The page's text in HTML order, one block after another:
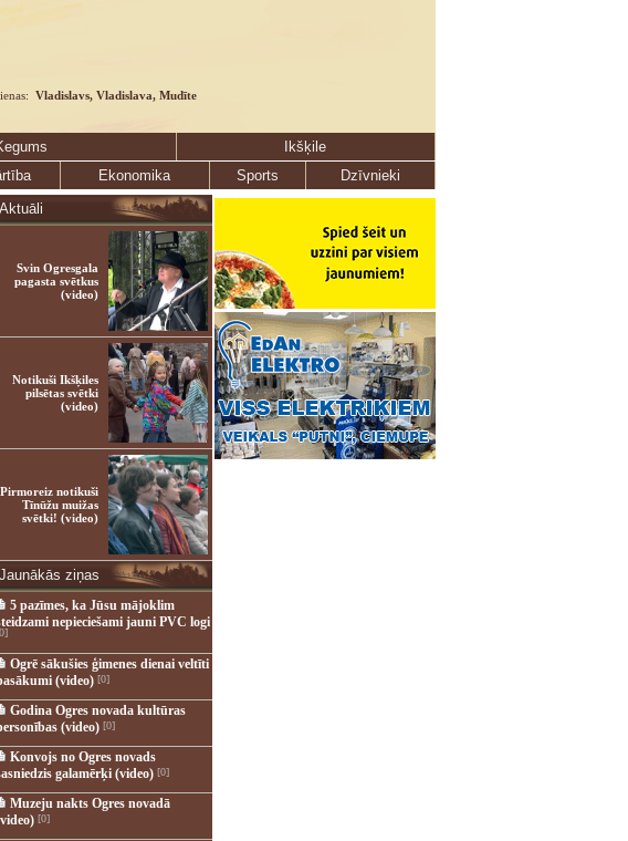
Vladislavs, Vladislava, Mudīte
Ikšķile
Ekonomika Sports
Dzīvnieki
Aktuāli
Svin Ogresgala
pagasta svētkus
(video)
Notikuši Ikšķiles
pilsētas svētki
(video)
Pirmoreiz notikuši
Tīnūžu muižas
svētki! (video)
Jaunākās ziņas
5 pazīmes, ka Jūsu mājoklim
nepieciešami jauni PVC logi
Ogrē sākušies ģimenes dienai veltīti
(video)[0]
Godina Ogres novada kultūras
(video)[0]
Konvojs no Ogres novads
galamērķi (video)[0]
Muzeju nakts Ogres novadā
[0]